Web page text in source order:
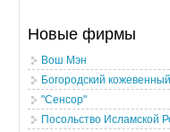
Новые фирмы
Вош Мэн
Богородский
"Сенсор"
Посольство Исламской